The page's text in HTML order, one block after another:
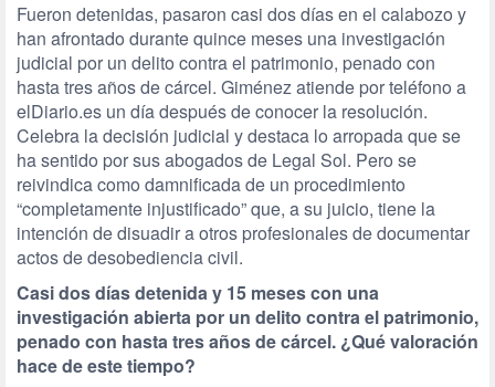
Fueron detenidas, pasaron casi dos días en el calabozo y
han afrontado durante quince meses una investigación
judicial por un delito contra el patrimonio, penado con
hasta tres años de cárcel. Giménez atiende por teléfono a
elDiario.es un día después de conocer la resolución.
Celebra la decisión judicial y destaca lo arropada que se
ha sentido por sus abogados de Legal Sol. Pero se
reivindica como damnificada de un procedimiento
“completamente injustificado” que, a su juicio, tiene la
intención de disuadir a otros profesionales de documentar
actos de desobediencia civil.
Casi dos días detenida y 15 meses con una
investigación abierta por un delito contra el patrimonio,
penado con hasta tres años de cárcel. ¿Qué valoración
hace de este tiempo?